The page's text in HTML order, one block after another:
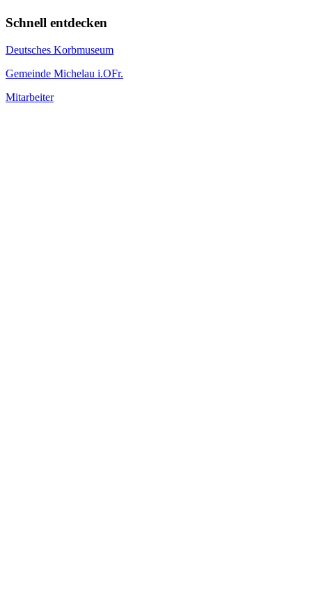
Schnell entdecken
Deutsches Korbmuseum
Gemeinde Michelau i.OFr.
Mitarbeiter